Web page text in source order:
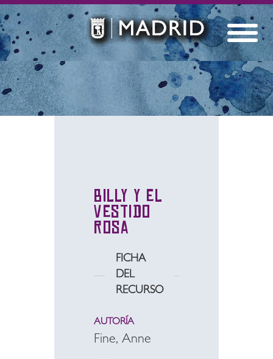
Billy y el
vestido
rosa
FICHA
DEL
RECURSO
AUTORÍA
Fine, Anne